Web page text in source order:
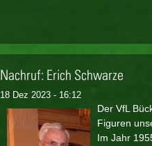
Nachruf: Erich Schwarze
18 Dez 2023 - 16:12
Der VfL
Figuren
Im Jahr